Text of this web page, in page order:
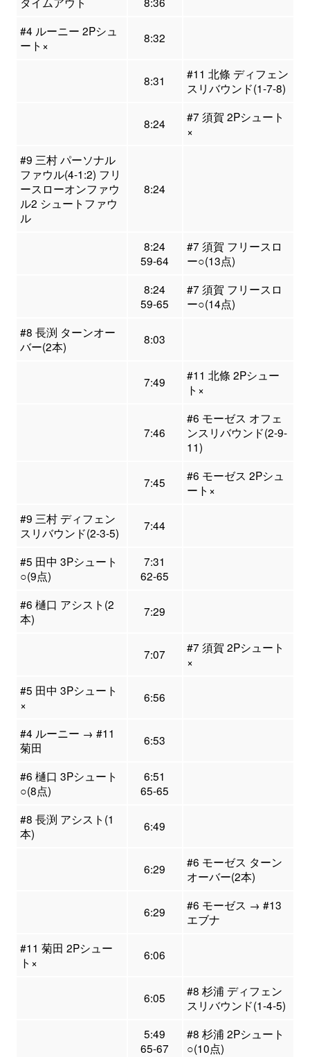
#4 ルーニー 2Pシュ
ート×
8:32
8:31
#11 北條 ディフェン
スリバウンド(1-7-8)
8:24
#7 須賀 2Pシュート
×
#9 三村 パーソナル
ファウル(4-1:2) フリ
ースローオンファウ
ル2 シュートファウ
ル
8:24
8:24
59-64
#7 須賀 フリースロ
ー○(13点)
8:24
59-65
#7 須賀 フリースロ
ー○(14点)
#8 長渕 ターンオー
バー(2本)
8:03
7:49
#11 北條 2Pシュー
ト×
7:46
#6 モーゼス オフェ
ンスリバウンド(2-9-
11)
7:45
#6 モーゼス 2Pシュ
ート×
#9 三村 ディフェン
スリバウンド(2-3-5)
7:44
#5 田中 3Pシュート
○(9点)
7:31
62-65
#6 樋口 アシスト(2
本)
7:29
7:07
#7 須賀 2Pシュート
×
#5 田中 3Pシュート
×
6:56
#4 ルーニー → #11
菊田
6:53
#6 樋口 3Pシュート
○(8点)
6:51
65-65
#8 長渕 アシスト(1
本)
6:49
6:29
#6 モーゼス ターン
オーバー(2本)
6:29
#6 モーゼス → #13
エブナ
#11 菊田 2Pシュー
ト×
6:06
6:05
#8 杉浦 ディフェン
スリバウンド(1-4-5)
5:49
65-67
#8 杉浦 2Pシュート
○(10点)